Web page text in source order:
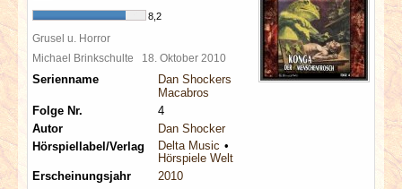
8,2
Grusel u. Horror
Michael Brinkschulte 18. Oktober 2010
Serienname
Dan Shockers
Macabros
Folge Nr.
4
Autor
Dan Shocker
Hörspiellabel/Verlag
Delta Music
Hörspiele Welt
Erscheinungsjahr
2010